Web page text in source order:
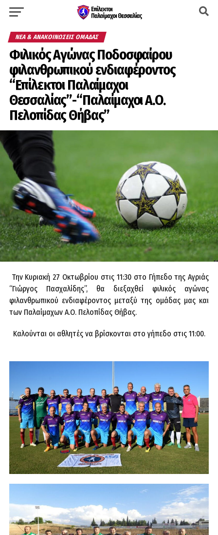
ΝΈΑ & ΑΝΑΚΟΙΝΏΣΕΙΣ ΟΜΆΔΑΣ
Φιλικός Αγώνας Ποδοσφαίρου
φιλανθρωπικού ενδιαφέροντος
“Επίλεκτοι Παλαίμαχοι
Θεσσαλίας”-“Παλαίμαχοι Α.Ο.
Πελοπίδας Θήβας”
Την Κυριακή 27 Οκτωβρίου στις 11:30 στο Γήπεδο της Αγριάς
“Γιώργος Πασχαλίδης”, θα διεξαχθεί φιλικός αγώνας
φιλανθρωπικού ενδιαφέροντος μεταξύ της ομάδας μας και
των Παλαίμαχων Α.Ο. Πελοπίδας Θήβας.
Καλούνται οι αθλητές να βρίσκονται στο γήπεδο στις 11:00.